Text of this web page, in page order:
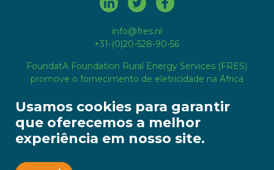
Usamos cookies para garantir
que oferecemos a melhor
experiência em nosso site.
A FRES é reconhecida como organização de
FoundatA Foundation Rural Energy Services (FRES)
promove o fornecimento de eletricidade na África
eletricidade sob gestão local.
info@fres.nl
+31-(0)20-528-90-56